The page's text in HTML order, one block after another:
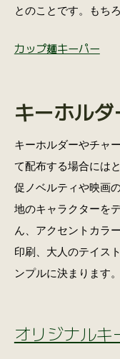
とのことです。もち
カップ麺キーパー
キーホル
キーホルダーやチャ
て配布する場合には
促ノベルティや映画
地のキャラクターを
ん、アクセントカラ
印刷、大人のテイス
ンプルに決まります。
オリジナルキ